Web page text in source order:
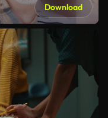
Download